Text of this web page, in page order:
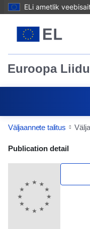
ELi ametlik
Euroopa
Väljaannete talitus
Publication
Publication detail